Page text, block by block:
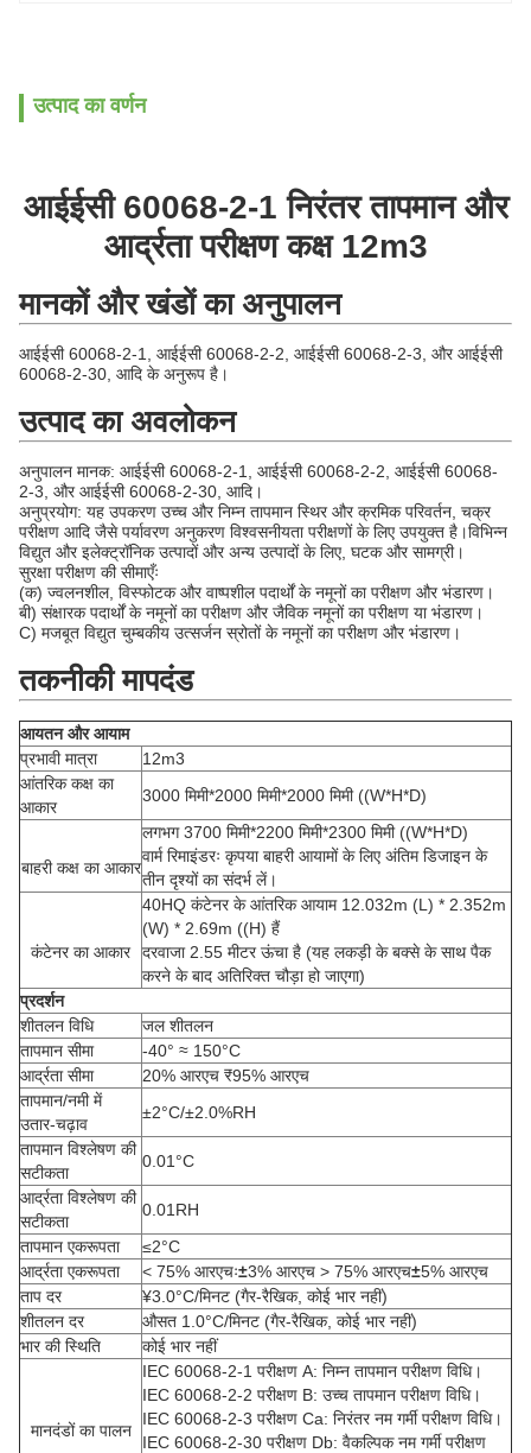
उत्पाद का वर्णन
आईईसी 60068-2-1 निरंतर तापमान और
आर्द्रता परीक्षण कक्ष 12m3
मानकों और खंडों का अनुपालन
आईईसी 60068-2-1, आईईसी 60068-2-2, आईईसी 60068-2-3, और आईईसी
60068-2-30, आदि के अनुरूप है।
उत्पाद का अवलोकन
अनुपालन मानक: आईईसी 60068-2-1, आईईसी 60068-2-2, आईईसी 60068-
2-3, और आईईसी 60068-2-30, आदि।
अनुप्रयोग: यह उपकरण उच्च और निम्न तापमान स्थिर और क्रमिक परिवर्तन, चक्र
परीक्षण आदि जैसे पर्यावरण अनुकरण विश्वसनीयता परीक्षणों के लिए उपयुक्त है।विभिन्न
विद्युत और इलेक्ट्रॉनिक उत्पादों और अन्य उत्पादों के लिए, घटक और सामग्री।
सुरक्षा परीक्षण की सीमाएँः
(क) ज्वलनशील, विस्फोटक और वाष्पशील पदार्थों के नमूनों का परीक्षण और भंडारण।
बी) संक्षारक पदार्थों के नमूनों का परीक्षण और जैविक नमूनों का परीक्षण या भंडारण।
C) मजबूत विद्युत चुम्बकीय उत्सर्जन स्रोतों के नमूनों का परीक्षण और भंडारण।
तकनीकी मापदंड
आयतन और आयाम
प्रभावी मात्रा
12m3
आंतरिक कक्ष का
आकार
3000 मिमी*2000 मिमी*2000 मिमी ((W*H*D)
बाहरी कक्ष का आकार
लगभग 3700 मिमी*2200 मिमी*2300 मिमी ((W*H*D)
वार्म रिमाइंडरः कृपया बाहरी आयामों के लिए अंतिम डिजाइन के
तीन दृश्यों का संदर्भ लें।
कंटेनर का आकार
40HQ कंटेनर के आंतरिक आयाम 12.032m (L) * 2.352m
(W) * 2.69m ((H) हैं
दरवाजा 2.55 मीटर ऊंचा है (यह लकड़ी के बक्से के साथ पैक
करने के बाद अतिरिक्त चौड़ा हो जाएगा)
प्रदर्शन
शीतलन विधि
जल शीतलन
तापमान सीमा
-40° ≈ 150°C
आर्द्रता सीमा
20% आरएच ₹95% आरएच
तापमान/नमी में
उतार-चढ़ाव
±2°C/±2.0%RH
तापमान विश्लेषण की
सटीकता
0.01°C
आर्द्रता विश्लेषण की
सटीकता
0.01RH
तापमान एकरूपता
≤2°C
आर्द्रता एकरूपता
< 75% आरएचः±3% आरएच > 75% आरएच±5% आरएच
ताप दर
¥3.0°C/मिनट (गैर-रैखिक, कोई भार नहीं)
शीतलन दर
औसत 1.0°C/मिनट (गैर-रैखिक, कोई भार नहीं)
भार की स्थिति
कोई भार नहीं
मानदंडों का पालन
IEC 60068-2-1 परीक्षण A: निम्न तापमान परीक्षण विधि।
IEC 60068-2-2 परीक्षण B: उच्च तापमान परीक्षण विधि।
IEC 60068-2-3 परीक्षण Ca: निरंतर नम गर्मी परीक्षण विधि।
IEC 60068-2-30 परीक्षण Db: वैकल्पिक नम गर्मी परीक्षण